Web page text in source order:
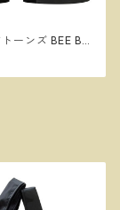
ーンズ BEE BE
ンズ フリーサイ
ンツ ※ネコポス